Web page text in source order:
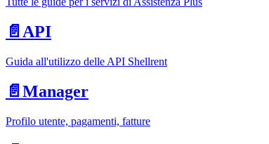
📄️ API
Guida all'utilizzo delle API Shellrent
📄️ Manager
Profilo utente, pagamenti, fatture